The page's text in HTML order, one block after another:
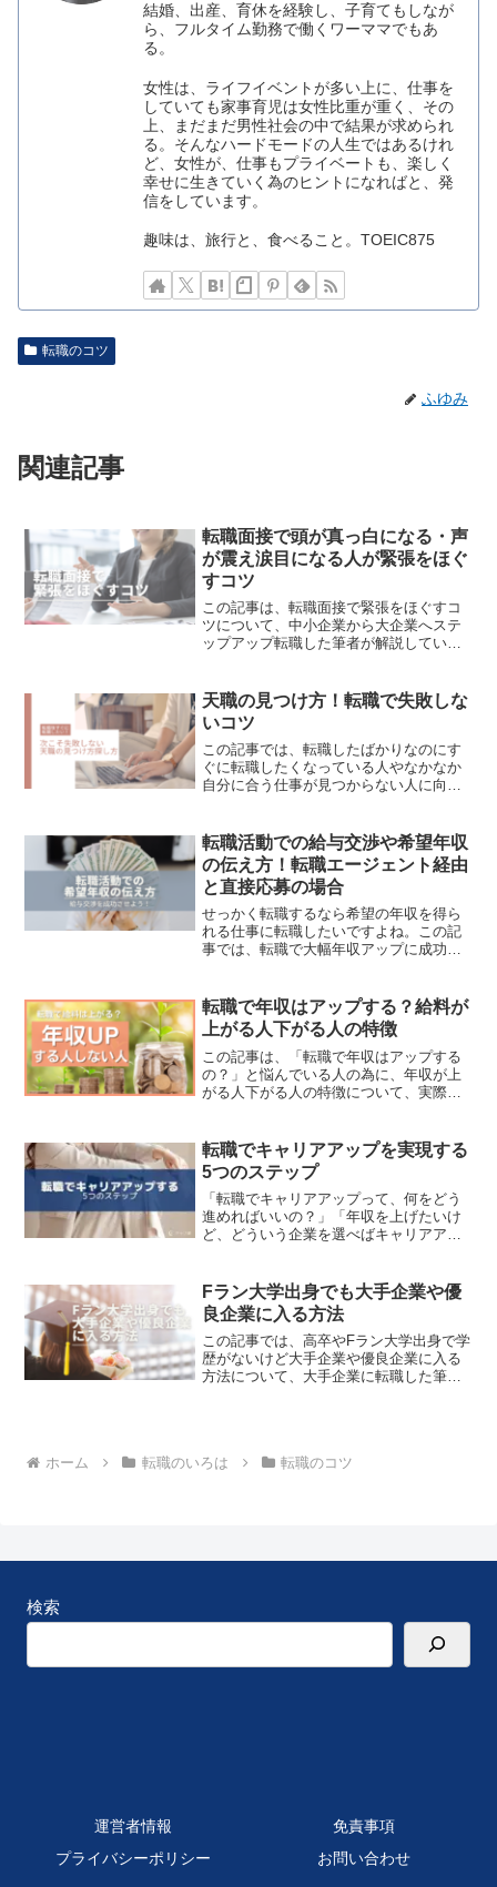
結婚、出産、育休を経験し、子育てもしなが
ら、フルタイム勤務で働くワーママでもあ
る。
女性は、ライフイベントが多い上に、仕事を
していても家事育児は女性比重が重く、その
上、まだまだ男性社会の中で結果が求められ
る。そんなハードモードの人生ではあるけれ
ど、女性が、仕事もプライベートも、楽しく
幸せに生きていく為のヒントになればと、発
信をしています。
趣味は、旅行と、食べること。TOEIC875
転職のコツ
ふゆみ
関連記事
転職面接で頭が真っ白になる・声
が震え涙目になる人が緊張をほぐ
すコツ
この記事は、転職面接で緊張をほぐすコ
ツについて、中小企業から大企業へステ
ップアップ転職した筆者が解説していき
声が震え涙目になってしまう✔︎ 緊張して
面接で自分の...
天職の見つけ方！転職で失敗しな
いコツ
この記事では、転職したばかりなのにす
ぐに転職したくなっている人やなかなか
自分に合う仕事が見つからない人に向け
と思って始めたはずの仕事だけれど、既
に転職のことを考えて...
転職活動での給与交渉や希望年収
の伝え方！転職エージェント経由
と直接応募の場合
せっかく転職するなら希望の年収を得ら
れる仕事に転職したいですよね。この記
事では、転職で大幅年収アップに成功し
説していきます。この記事でわかること
✔︎ 転職で給与交渉をす...
転職で年収はアップする？給料が
上がる人下がる人の特徴
この記事は、「転職で年収はアップする
の？」と悩んでいる人の為に、年収が上
がる人下がる人の特徴について、実際に
と✔︎ 転職で年収はアップするの？✔︎ 転職
は年収ダウンも覚...
転職でキャリアアップを実現する
5つのステップ
「転職でキャリアアップって、何をどう
進めればいいの？」「年収を上げたいけ
ど、どういう企業を選べばキャリアアッ
る…」「転職 キャリアアップ 方法」と検
索する人の多くは、今...
Fラン大学出身でも大手企業や優
良企業に入る方法
この記事では、高卒やFラン大学出身で学
歴がないけど大手企業や優良企業に入る
方法について、大手企業に転職した筆者
ホーム
転職のいろは 転職のコツ
検索
運営者情報
免責事項
プライバシーポリシー
お問い合わせ